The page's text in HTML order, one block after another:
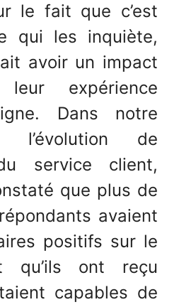
le fait que c’est
qui les inquiète,
avoir un impact
expérience
Dans notre
l’évolution de
service client,
que plus de
avaient
positifs sur le
qu’ils ont reçu
capables de